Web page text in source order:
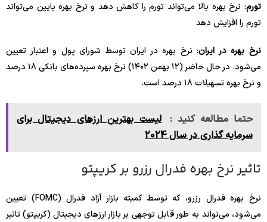
تورم: نرخ بهره بالا می‌تواند تورم را کاهش دهد و نرخ بهره پایین می‌تواند
تورم را افزایش دهد
نرخ بهره در ایران: نرخ بهره در ایران توسط شورای پول و اعتبار تعیین
می‌شود. در حال حاضر (۱۲ بهمن ۱۴۰۲) نرخ بهره سپرده‌های بانکی ۱۸ درصد
و نرخ بهره تسهیلات ۱۸ درصد است.
حتما مطالعه کنید :
لیست بهترین ارزهای دیجیتال برای
سرمایه گذاری در سال 2024
تاثیر نرخ بهره فدرال رزرو بر کریپتو
نرخ بهره فدرال رزرو، که توسط کمیته بازار آزاد فدرال (FOMC) تعیین
می‌شود، می‌تواند به طور قابل توجهی بر بازار ارزهای دیجیتال (کریپتو) تاثیر